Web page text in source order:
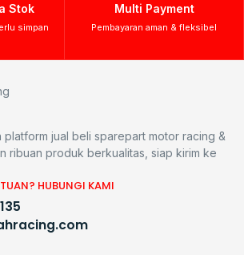
Stok
simpan
Multi Payment
Pembayaran aman & fleksibel
platform jual beli sparepart motor racing &
ribuan produk berkualitas, siap kirim ke
HUBUNGI KAMI